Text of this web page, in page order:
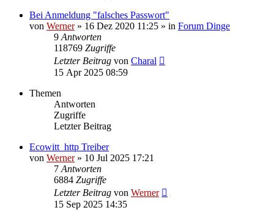
Bei Anmeldung "falsches Passwort"
von Werner» 16 Dez 2020 11:25 » in Forum Dinge
9 Antworten
118769 Zugriffe
Letzter Beitrag von Charal
15 Apr 2025 08:59
Themen
Antworten
Zugriffe
Letzter Beitrag
Ecowitt_http Treiber
von Werner» 10 Jul 2025 17:21
7 Antworten
6884 Zugriffe
Letzter Beitrag von Werner
15 Sep 2025 14:35